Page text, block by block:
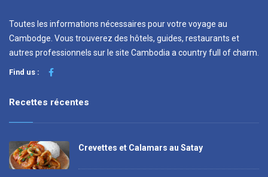
Toutes les informations nécessaires pour votre voyage au
Cambodge. Vous trouverez des hôtels, guides, restaurants et
autres professionnels sur le site Cambodia a country full of charm.
Find us :
Recettes récentes
Crevettes et Calamars au Satay